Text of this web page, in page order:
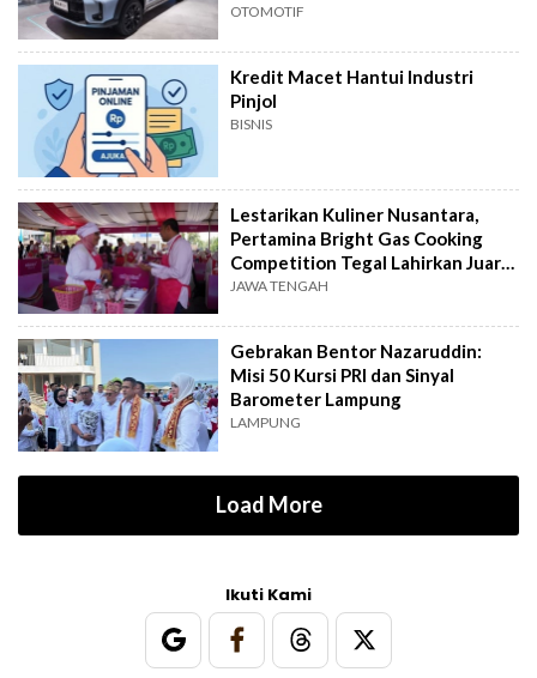
OTOMOTIF
Kredit Macet Hantui Industri
Pinjol
BISNIS
Lestarikan Kuliner Nusantara,
Pertamina Bright Gas Cooking
Competition Tegal Lahirkan Juara
Baru
JAWA TENGAH
Gebrakan Bentor Nazaruddin:
Misi 50 Kursi PRI dan Sinyal
Barometer Lampung
LAMPUNG
Load More
Ikuti Kami